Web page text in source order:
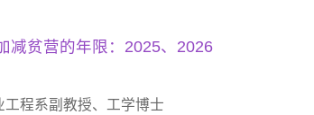
减贫营的年限：2025、2026
工程系副教授、工学博士